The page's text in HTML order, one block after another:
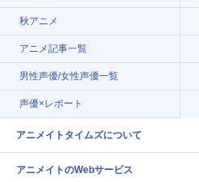
秋アニメ
アニメ記事一覧
男性声優/女性声優一覧
声優×レポート
アニメイトタイムズについて
アニメイトのWebサービス